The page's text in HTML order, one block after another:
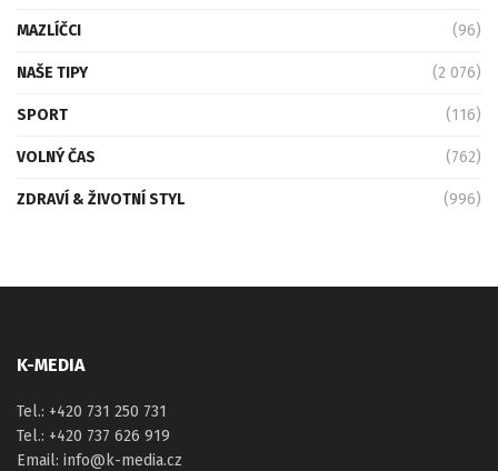
MAZLÍČCI (96)
NAŠE TIPY (2 076)
SPORT (116)
VOLNÝ ČAS (762)
ZDRAVÍ & ŽIVOTNÍ STYL (996)
K-MEDIA
Tel.: +420 731 250 731
Tel.: +420 737 626 919
Email: info@k-media.cz